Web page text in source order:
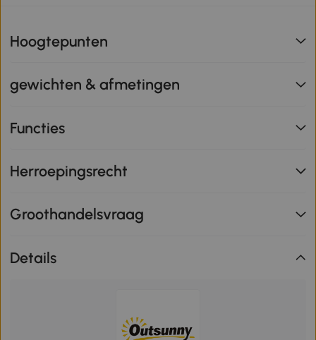
Hoogtepunten
gewichten & afmetingen
Functies
Herroepingsrecht
Groothandelsvraag
Details